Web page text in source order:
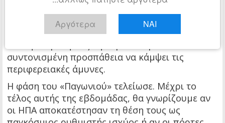
σενάριο όπου το Ιράν θα ενεργοποιήσει όλους
τους πληρεξουσίους του (proxies) -από το Ιράκ
συντονισμένη προσπάθεια να κάμψει τις
περιφερειακές άμυνες.
Η φάση του «Παγωνιού» τελείωσε. Μέχρι το
τέλος αυτής της εβδομάδας, θα γνωρίζουμε αν
οι ΗΠΑ αποκατέστησαν τη θέση τους ως
Αργότερα ΝΑΙ